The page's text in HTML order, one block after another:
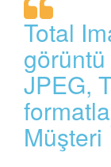
Total
görüntü
JPEG,